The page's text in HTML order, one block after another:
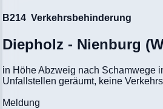
B214 Verkehrsbehinderung
Diepholz - Nienburg
in Höhe Abzweig nach Schamwege
Unfallstellen geräumt, keine
Meldung